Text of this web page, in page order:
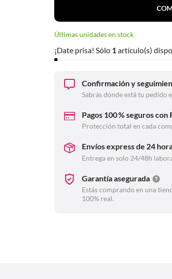
Últimas unidades en stock
¡Date prisa! Sólo 1artículo(s)
Confirmación y
Sabrás dónde está tu pedido
Pagos 100 % seguros con
Protección total en cada
Envíos express de 24
Entrega en solo 24/48h
Garantía asegurada
Estás comprando en una
100% real.